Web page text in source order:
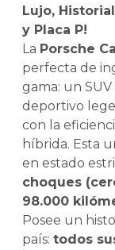
Lujo,
y Placa P!
La Porsche
perfecta de
gama: un
deportivo
con la
híbrida. Esta
en estado
choques
98.000
Posee un
país: todos